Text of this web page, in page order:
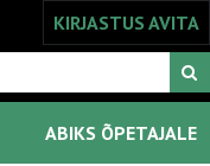
KIRJASTUS AVITA
ABIKS ÕPETAJALE